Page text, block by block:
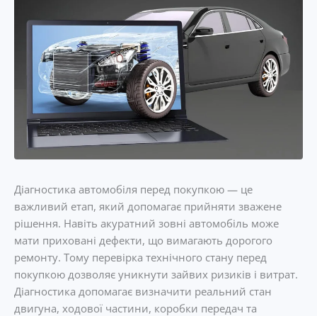
Діагностика автомобіля перед покупкою — це
важливий етап, який допомагає прийняти зважене
рішення. Навіть акуратний зовні автомобіль може
мати приховані дефекти, що вимагають дорогого
ремонту. Тому перевірка технічного стану перед
покупкою дозволяє уникнути зайвих ризиків і витрат.
Діагностика допомагає визначити реальний стан
двигуна, ходової частини, коробки передач та